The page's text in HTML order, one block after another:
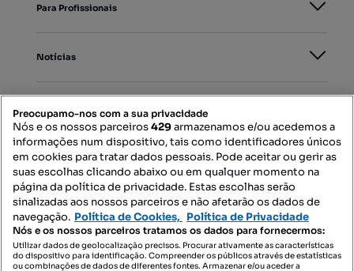
Para Profissionais
Notícias
Mapa do Site
Contacte-nos
SIGA-NOS:
Preocupamo-nos com a sua privacidade
Nós e os nossos parceiros429armazenamos e/ou acedemos a
informações num dispositivo, tais como identificadores únicos
em cookies para tratar dados pessoais. Pode aceitar ou gerir as
suas escolhas clicando abaixo ou em qualquer momento na
página da política de privacidade. Estas escolhas serão
sinalizadas aos nossos parceiros e não afetarão os dados de
navegação. Política de Cookies, Política de Privacidade
Nós e os nossos parceiros tratamos os dados para fornecermos:
Utilizar dados de geolocalização precisos. Procurar ativamente as características
do dispositivo para identificação. Compreender os públicos através de estatísticas
ou combinações de dados de diferentes fontes. Armazenar e/ou aceder a